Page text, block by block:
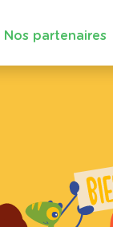
Nos partenaires